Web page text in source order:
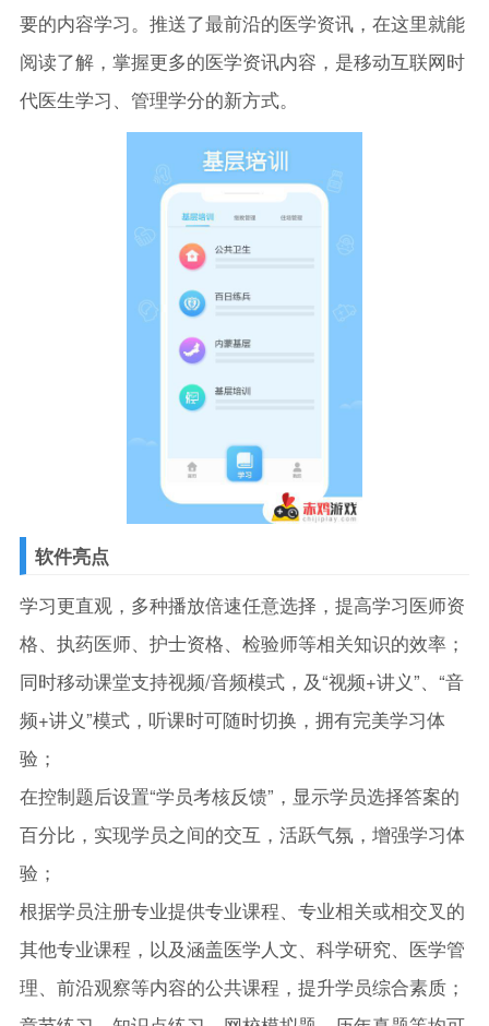
要的内容学习。推送了最前沿的医学资讯，在这里就能
阅读了解，掌握更多的医学资讯内容，是移动互联网时
代医生学习、管理学分的新方式。
软件亮点
学习更直观，多种播放倍速任意选择，提高学习医师资
格、执药医师、护士资格、检验师等相关知识的效率；
同时移动课堂支持视频/音频模式，及“视频+讲义”、“音
频+讲义”模式，听课时可随时切换，拥有完美学习体
验；
在控制题后设置“学员考核反馈”，显示学员选择答案的
百分比，实现学员之间的交互，活跃气氛，增强学习体
验；
根据学员注册专业提供专业课程、专业相关或相交叉的
其他专业课程，以及涵盖医学人文、科学研究、医学管
理、前沿观察等内容的公共课程，提升学员综合素质；